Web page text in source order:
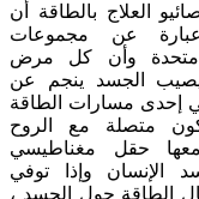
العلاج بالطاقة أن
عن مجموعات
وأن كل مرض
الجسد ينجم عن
إحدى مسارات الطاقة
متصلة مع الروح
حقل مغناطيسي
الإنسان وإذا توفي
الطاقة حول الجسد ،